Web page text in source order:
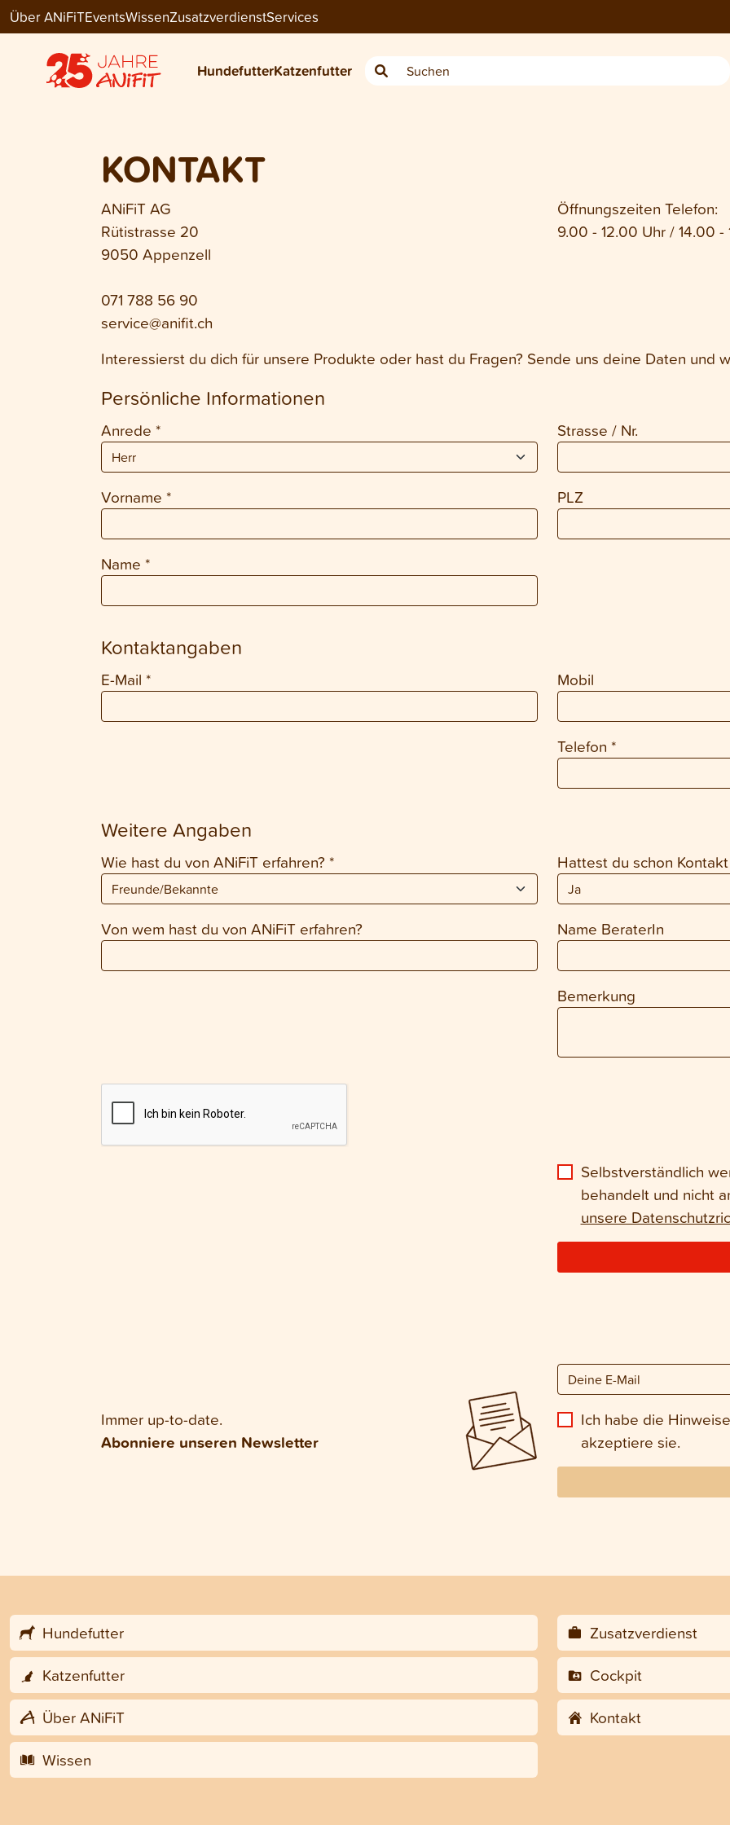
Über ANiFiTEventsWissenZusatzverdienstServices
HundefutterKatzenfutter
KONTAKT
ANiFiT AG
Rütistrasse 20
9050 Appenzell
071 788 56 90
service@anifit.ch
Öffnungszeiten Telefon:
9.00 - 12.00 Uhr / 14.00 -
Interessierst du dich für unsere Produkte oder hast du Fragen? Sende uns deine Daten und
Persönliche Informationen
Anrede *
Vorname *
Name *
Strasse / Nr.
PLZ
Kontaktangaben
E-Mail * Mobil
Telefon *
Weitere Angaben
Wie hast du von ANiFiT erfahren? *
Von wem hast du von ANiFiT erfahren?
Hattest du schon
Name BeraterIn
Bemerkung
Selbstverständlich
behandelt und nicht
unsere
Immer up-to-date.
Abonniere unseren Newsletter
Ich habe die
akzeptiere sie.
Hundefutter
Katzenfutter
Über ANiFiT
Wissen
Zusatzverdienst
Cockpit
Kontakt